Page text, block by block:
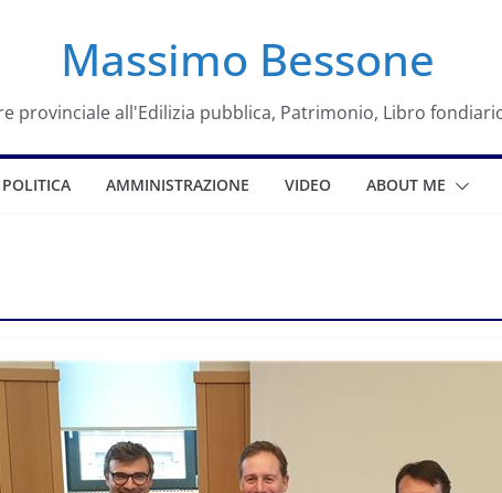
Massimo Bessone
provinciale all'Edilizia pubblica, Patrimonio, Libro
POLITICA AMMINISTRAZIONE VIDEO ABOUT ME